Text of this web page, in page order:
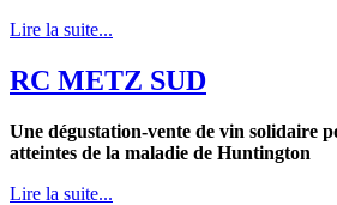
Lire la suite...
RC METZ SUD
Une dégustation-vente de vin solidaire
atteintes de la maladie de Huntington
Lire la suite...